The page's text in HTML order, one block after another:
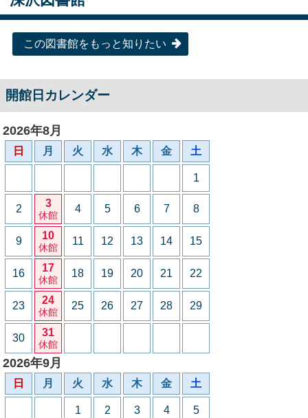
この図書館をもっと知りたい
開館日カレンダー
2026年8月
日 月 火 水 木 金 土
1
2 3
休館
4 5 6 7 8
9 10
休館
11 12 13 14 15
16 17
休館
18 19 20 21 22
23 24
休館
25 26 27 28 29
30 31
休館
2026年9月
日 月 火 水 木 金 土
1 2 3 4 5